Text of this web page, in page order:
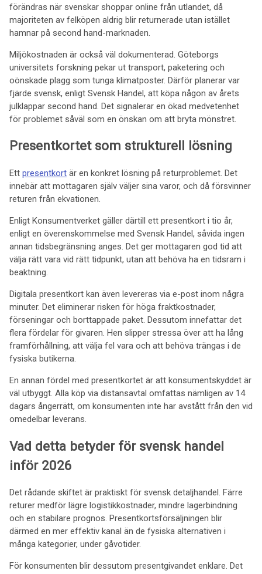
förändras när svenskar shoppar online från utlandet, då
majoriteten av felköpen aldrig blir returnerade utan istället
hamnar på second hand-marknaden.
Miljökostnaden är också väl dokumenterad. Göteborgs
universitets forskning pekar ut transport, paketering och
oönskade plagg som tunga klimatposter. Därför planerar var
fjärde svensk, enligt Svensk Handel, att köpa någon av årets
julklappar second hand. Det signalerar en ökad medvetenhet
för problemet såväl som en önskan om att bryta mönstret.
Presentkortet som strukturell lösning
Ett presentkort är en konkret lösning på returproblemet. Det
innebär att mottagaren själv väljer sina varor, och då försvinner
returen från ekvationen.
Enligt Konsumentverket gäller därtill ett presentkort i tio år,
enligt en överenskommelse med Svensk Handel, såvida ingen
annan tidsbegränsning anges. Det ger mottagaren god tid att
välja rätt vara vid rätt tidpunkt, utan att behöva ha en tidsram i
beaktning.
Digitala presentkort kan även levereras via e-post inom några
minuter. Det eliminerar risken för höga fraktkostnader,
förseningar och borttappade paket. Dessutom innefattar det
flera fördelar för givaren. Hen slipper stressa över att ha lång
framförhållning, att välja fel vara och att behöva trängas i de
fysiska butikerna.
En annan fördel med presentkortet är att konsumentskyddet är
väl utbyggt. Alla köp via distansavtal omfattas nämligen av 14
dagars ångerrätt, om konsumenten inte har avstått från den vid
omedelbar leverans.
Vad detta betyder för svensk handel
inför 2026
Det rådande skiftet är praktiskt för svensk detaljhandel. Färre
returer medför lägre logistikkostnader, mindre lagerbindning
och en stabilare prognos. Presentkortsförsäljningen blir
därmed en mer effektiv kanal än de fysiska alternativen i
många kategorier, under gåvotider.
För konsumenten blir dessutom presentgivandet enklare. Det